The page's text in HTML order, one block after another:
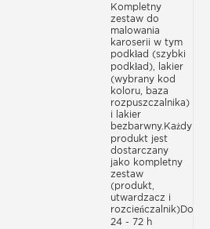
Kompletny
zestaw do
malowania
karoserii w tym
podkład (szybki
podkład), lakier
(wybrany kod
koloru, baza
rozpuszczalnika)
i lakier
bezbarwny.Każdy
produkt jest
dostarczany
jako kompletny
zestaw
(produkt,
utwardzacz i
24 - 72 h